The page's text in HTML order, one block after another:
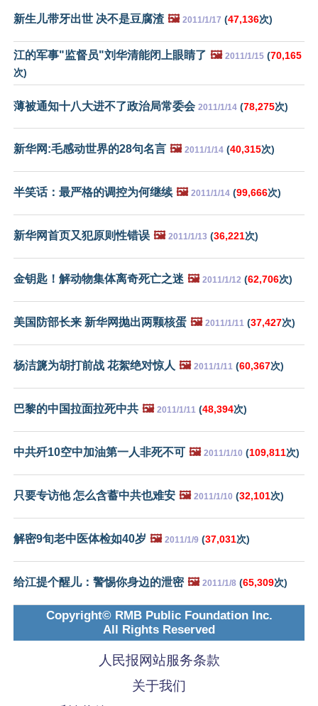
新生儿带牙出世 决不是豆腐渣 🖼️ 2011/1/17 (47,136次)
江的军事"监督员"刘华清能闭上眼睛了 🖼️ 2011/1/15 (70,165
次)
薄被通知十八大进不了政治局常委会 2011/1/14 (78,275次)
新华网:毛感动世界的28句名言 🖼️ 2011/1/14 (40,315次)
半笑话：最严格的调控为何继续 🖼️ 2011/1/14 (99,666次)
新华网首页又犯原则性错误 🖼️ 2011/1/13 (36,221次)
金钥匙！解动物集体离奇死亡之迷 🖼️ 2011/1/12 (62,706次)
美国防部长来 新华网抛出两颗核蛋 🖼️ 2011/1/11 (37,427次)
杨洁篪为胡打前战 花絮绝对惊人 🖼️ 2011/1/11 (60,367次)
巴黎的中国拉面拉死中共 🖼️ 2011/1/11 (48,394次)
中共歼10空中加油第一人非死不可 🖼️ 2011/1/10 (109,811次)
只要专访他 怎么含蓄中共也难安 🖼️ 2011/1/10 (32,101次)
解密9旬老中医体检如40岁 🖼️ 2011/1/9 (37,031次)
给江提个醒儿：警惕你身边的泄密 🖼️ 2011/1/8 (65,309次)
Copyright© RMB Public Foundation Inc.
All Rights Reserved
人民报网站服务条款
关于我们